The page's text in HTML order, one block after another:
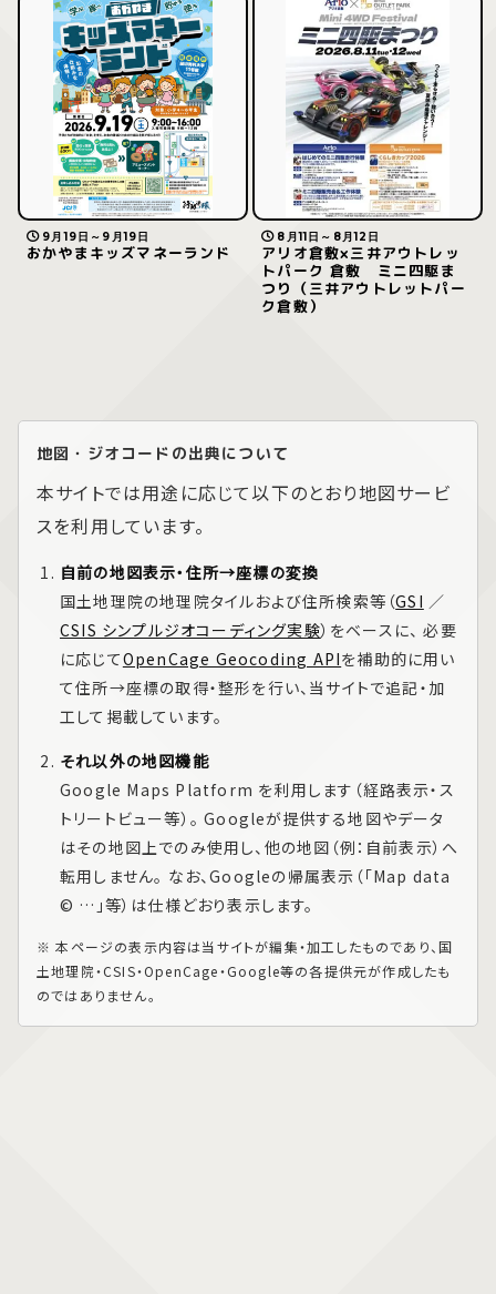
9月19日～9月19日
おかやまキッズマネーランド
8月11日～8月12日
アリオ倉敷×三井アウトレッ
トパーク 倉敷 ミニ四駆ま
つり（三井アウトレットパー
ク倉敷）
地図・ジオコードの出典について
本サイトでは用途に応じて以下のとおり地図サービ
スを利用しています。
自前の地図表示・住所→座標の変換
国土地理院の地理院タイルおよび住所検索等（GSI ／
CSIS シンプルジオコーディング実験）をベースに、 必要
に応じてOpenCage Geocoding APIを補助的に用い
て住所→座標の取得・整形を行い、当サイトで追記・加
工して掲載しています。
それ以外の地図機能
Google Maps Platform を利用します（経路表示・ス
トリートビュー等）。 Googleが提供する地図やデータ
はその地図上でのみ使用し、他の地図（例：自前表示）へ
転用しません。 なお、Googleの帰属表示（「Map data
© …」等）は仕様どおり表示します。
※ 本ページの表示内容は当サイトが編集・加工したものであり、国
土地理院・CSIS・OpenCage・Google等の各提供元が作成したも
のではありません。